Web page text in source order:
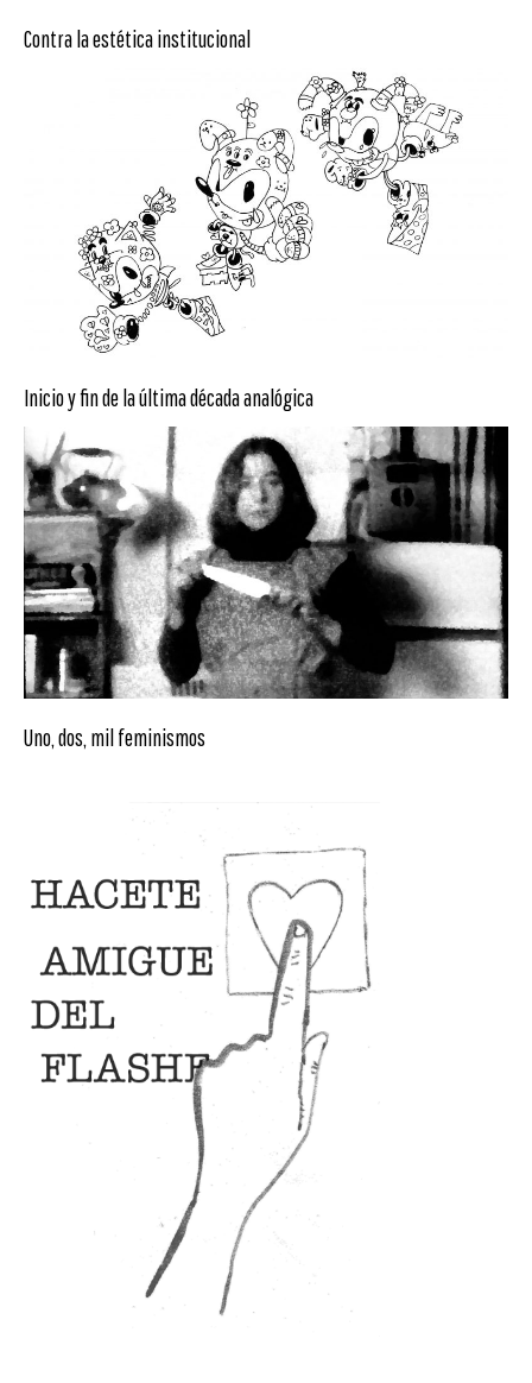
Contra la estética institucional
Inicio y fin de la última década analógica
Uno, dos, mil feminismos